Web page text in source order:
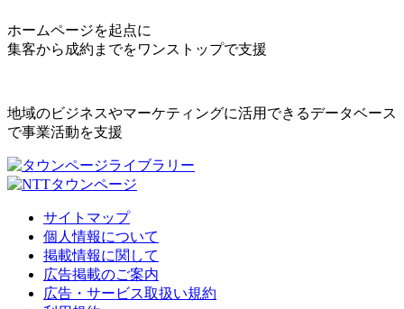
ホームページを起点に
集客から成約までをワンストップで支援
地域のビジネスやマーケティングに活用できるデータベース
で事業活動を支援
サイトマップ
個人情報について
掲載情報に関して
広告掲載のご案内
広告・サービス取扱い規約